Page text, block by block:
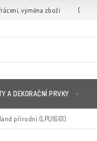
výměna zboží
A DEKORAČNÍ PRVKY
přírodní (LPU1661)